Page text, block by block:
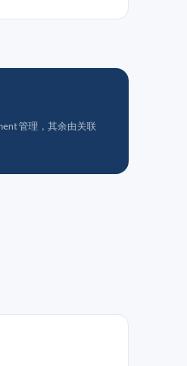
管理，其余由关联